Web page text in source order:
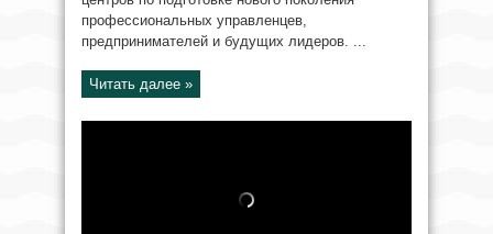
профессиональных управленцев,
предпринимателей и будущих лидеров. ...
Читать далее »